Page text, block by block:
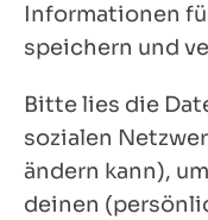
Informationen
speichern und
Bitte lies die
sozialen
ändern kann),
deinen